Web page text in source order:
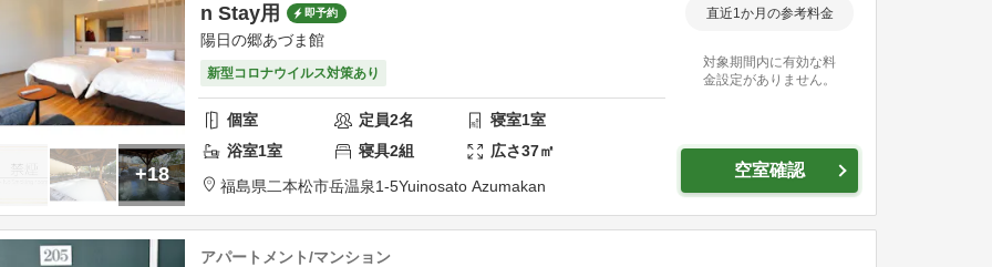
+18
n Stay用
即予約
陽日の郷あづま館
新型コロナウイルス対策あり
個室 定員2名 寝室1室
浴室1室 寝具2組 広さ37㎡
福島県二本松市岳温泉1-5Yuinosato Azumakan
直近1か月の参考料金
対象期間内に有効な料
金設定がありません。
空室確認
アパートメント/マンション